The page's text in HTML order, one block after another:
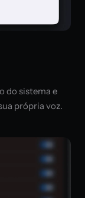
do sistema e
própria voz.